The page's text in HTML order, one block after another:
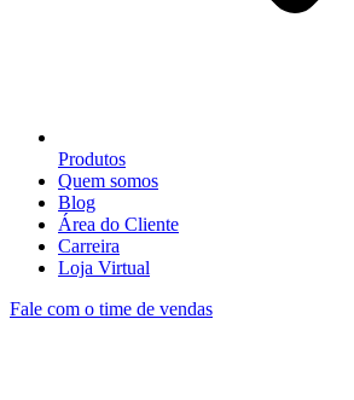
Produtos
Quem somos
Blog
Área do Cliente
Carreira
Loja Virtual
Fale com o time de vendas